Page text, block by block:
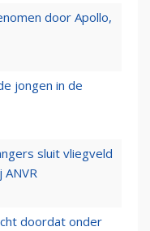
door Apollo,
jongen in de
sluit vliegveld
ANVR
doordat onder